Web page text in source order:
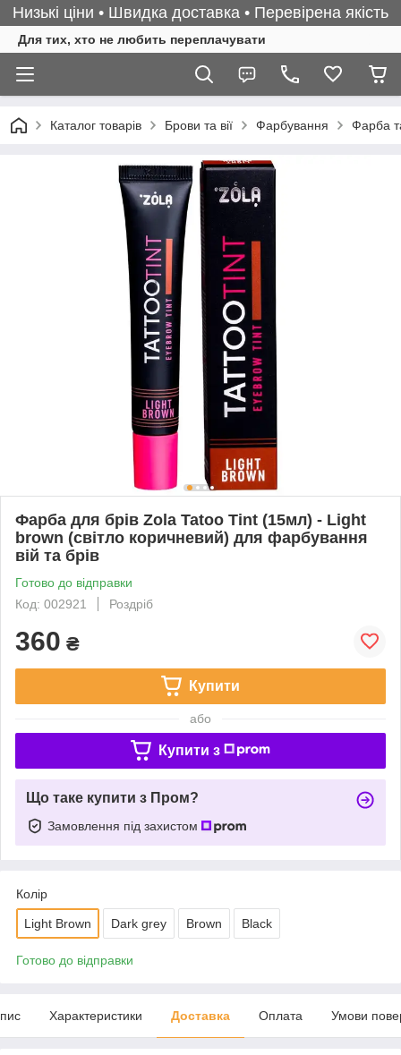
Низькі ціни • Швидка доставка • Перевірена якість
Для тих, хто не любить переплачувати
Каталог товарів Брови та вії Фарбування Фарба
Фарба для брів Zola Tatoo Tint (15мл) - Light
brown (світло коричневий) для фарбування
вій та брів
Готово до відправки
Код: 002921
Роздріб
360 ₴
Купити
або
Купити з
Що таке купити з Пром?
Замовлення під захистом
Колір
Light Brown Dark grey Brown Black
Готово до відправки
Характеристики Доставка Оплата Умови